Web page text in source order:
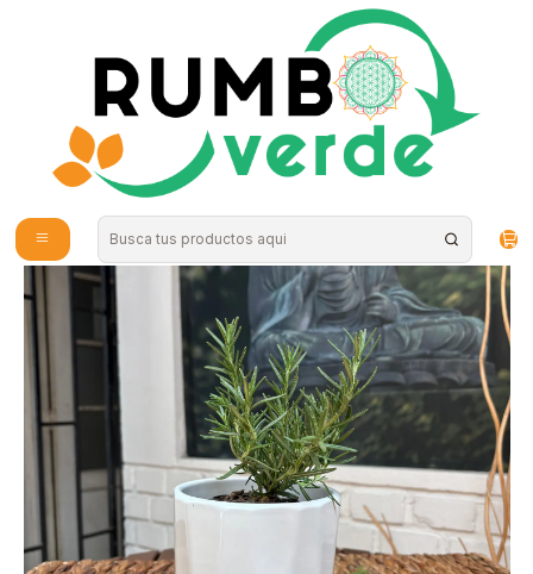
Envío gratis por compras sobre los 59.990 en la provincia de Santiago
Plantas de Exterior
Plantas RV - Romero tamaño S / Retiro en tienda